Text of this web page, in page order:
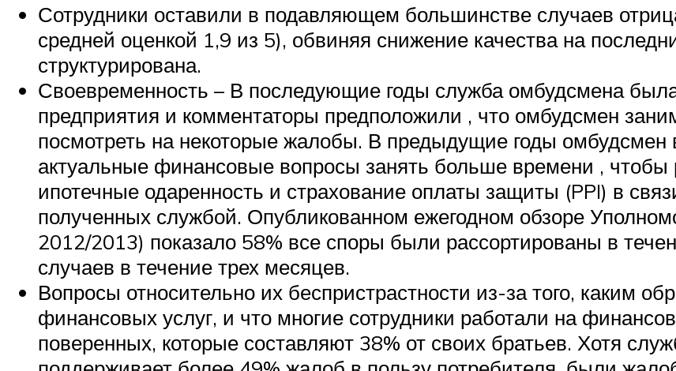
Сотрудники оставили в подавляющем большинстве случаев
средней оценкой 1,9 из 5), обвиняя снижение качества на
структурирована.
Своевременность – В последующие годы служба омбудсмена
предприятия и комментаторы предположили , что омбудсмен
посмотреть на некоторые жалобы. В предыдущие годы
актуальные финансовые вопросы занять больше времени , чтобы
ипотечные одаренность и страхование оплаты защиты (PPI) в
полученных службой. Опубликованном ежегодном обзоре
2012/2013) показало 58% все споры были рассортированы в
случаев в течение трех месяцев.
Вопросы относительно их беспристрастности из-за того, каким
финансовых услуг, и что многие сотрудники работали на
поверенных, которые составляют 38% от своих братьев. Хотя